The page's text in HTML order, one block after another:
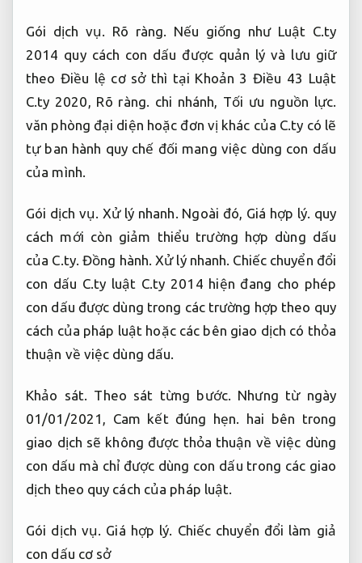
Gói dịch vụ. Rõ ràng.
Nếu giống như Luật C.ty
2014 quy cách con dấu được quản lý và lưu giữ
theo Điều lệ cơ sở thì tại Khoản 3 Điều 43 Luật
C.ty 2020, Rõ ràng. chi nhánh, Tối ưu nguồn lực.
văn phòng đại diện hoặc đơn vị khác của C.ty có lẽ
tự ban hành quy chế đối mang việc dùng con dấu
của mình.
Gói dịch vụ. Xử lý nhanh. Ngoài đó, Giá hợp lý. quy
cách mới còn giảm thiểu trường hợp dùng dấu
của C.ty. Đồng hành. Xử lý nhanh. Chiếc chuyển đổi
con dấu C.ty luật C.ty 2014 hiện đang cho phép
con dấu được dùng trong các trường hợp theo quy
cách của pháp luật hoặc các bên giao dịch có thỏa
thuận về việc dùng dấu.
Khảo sát. Theo sát từng bước.
Nhưng từ ngày
01/01/2021, Cam kết đúng hẹn.
hai bên trong
giao dịch sẽ không được thỏa thuận về việc dùng
con dấu mà chỉ được dùng con dấu trong các giao
dịch theo quy cách của pháp luật.
Gói dịch vụ. Giá hợp lý. Chiếc chuyển đổi làm giả
con dấu cơ sở